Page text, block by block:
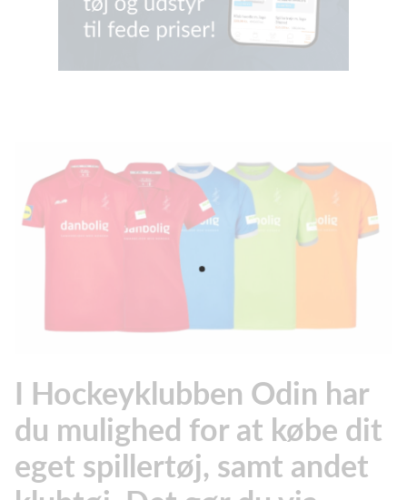
I Hockeyklubben Odin har
du mulighed for at købe dit
eget spillertøj, samt andet